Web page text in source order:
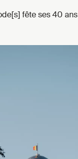
fête ses 40 ans